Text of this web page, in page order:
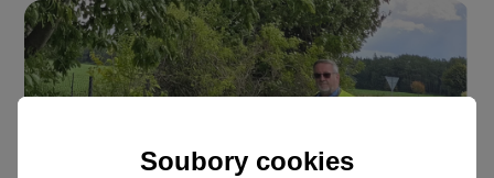
Soubory cookies